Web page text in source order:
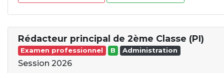
Rédacteur principal de 2ème Classe (PI)
Examen professionnel B Administration
Session 2026